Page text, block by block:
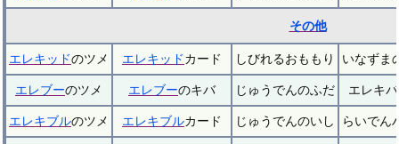
その他
エレキッドのツメ エレキッドカード しびれるおももり いなずま
エレブーのツメ エレブーのキバ じゅうでんのふだ エレキ
エレキブルのツメ エレキブルカード じゅうでんのいし らいでん